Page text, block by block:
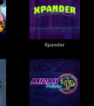
Xpander